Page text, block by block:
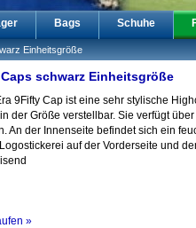
Bags Schuhe
Einheitsgröße
schwarz Einheitsgröße
9Fifty Cap ist eine sehr stylische
der Größe verstellbar. Sie verfügt
An der Innenseite befindet sich ein
auf der Vorderseite und
»